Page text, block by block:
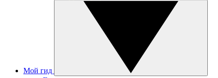
Мой гид